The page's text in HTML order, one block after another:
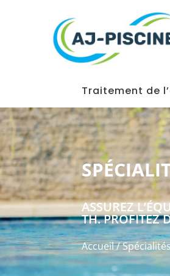
Traitement de
ASSUREZ
TH. PROFITEZ
Accueil/